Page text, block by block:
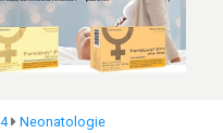
Neonatologie